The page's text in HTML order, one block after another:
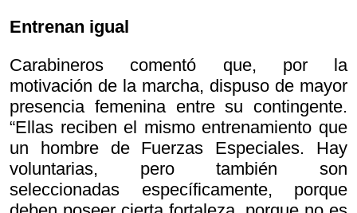
Entrenan igual
Carabineros comentó que, por la
motivación de la marcha, dispuso de mayor
presencia femenina entre su contingente.
“Ellas reciben el mismo entrenamiento que
un hombre de Fuerzas Especiales. Hay
voluntarias, pero también son
seleccionadas específicamente, porque